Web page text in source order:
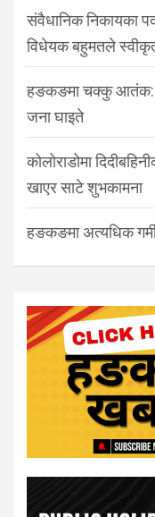
संवैधानिक निकायका
विधेयक बहुमतले
हङकङमा चक्कु आतंक:
जना घाइते
कोलोराडोमा
खाएर साटे शुभकामना
हङकङमा अत्यधिक